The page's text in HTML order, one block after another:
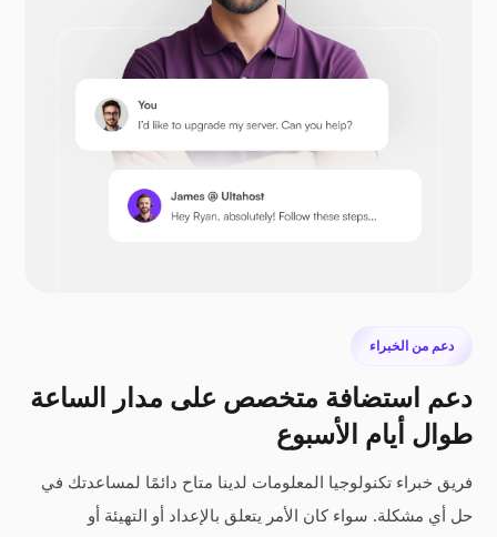
سيفيل
دعم من الخبراء
دعم استضافة متخصص على مدار الساعة
طوال أيام الأسبوع
فريق خبراء تكنولوجيا المعلومات لدينا متاح دائمًا لمساعدتك في
حل أي مشكلة. سواء كان الأمر يتعلق بالإعداد أو التهيئة أو